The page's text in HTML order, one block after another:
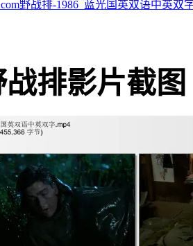
野战排-1986_蓝光国英双语中英双
排影片截图 ·